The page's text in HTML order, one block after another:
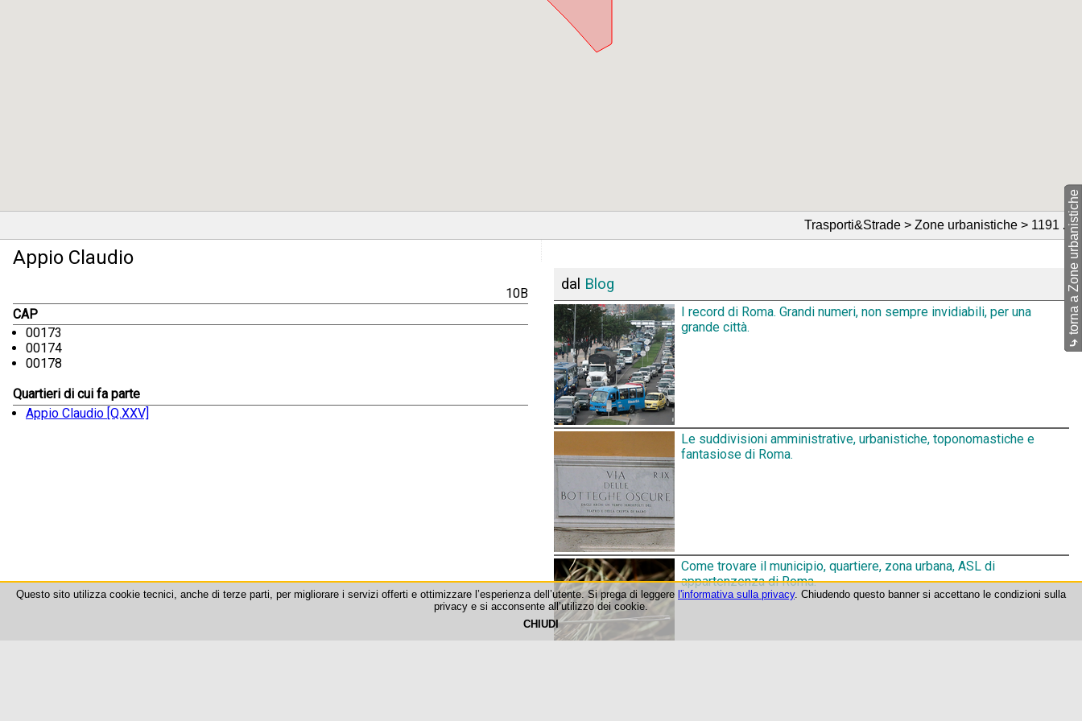
Trasporti&Strade > Zone urbanistiche > 1191 🔗
Appio Claudio
10B
CAP
00173
00174
00178
Quartieri di cui fa parte
Appio Claudio [Q.XXV]
dal Blog
I record di Roma. Grandi numeri, non sempre invidiabili, per una
grande città.
Le suddivisioni amministrative, urbanistiche, toponomastiche e
fantasiose di Roma.
Come trovare il municipio, quartiere, zona urbana, ASL di
appartenzenza di Roma.
⤷
torna a Zone urbanistiche
Questo sito utilizza cookie tecnici, anche di terze parti, per migliorare i servizi offerti e ottimizzare l’esperienza dell’utente. Si prega di leggere l'informativa sulla privacy. Chiudendo questo banner si accettano le condizioni sulla
privacy e si acconsente all’utilizzo dei cookie.
CHIUDI